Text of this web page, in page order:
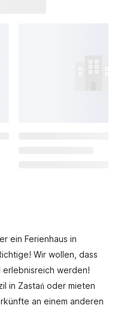
ein Ferienhaus in
Wir wollen, dass
erlebnisreich werden!
in Zastań oder mieten
an einem anderen